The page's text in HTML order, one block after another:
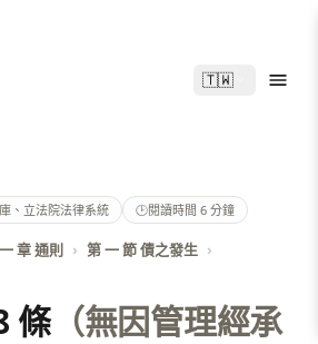
🇹🇼
、立法院法律系統 🕑閱讀時間 6 分鐘
章 通則 › 第 一 節 債之發生 ›
條（無因管理經承